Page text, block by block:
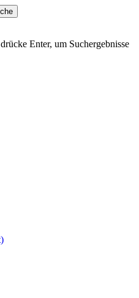
Enter, um Suchergebnisse